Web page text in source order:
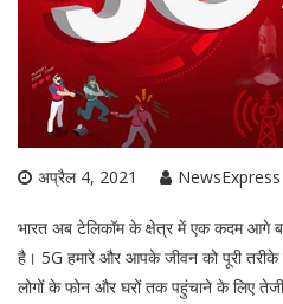
अप्रैल 4, 2021 NewsExpress
भारत अब टेलिकॉम के क्षेत्र में एक कदम आगे
है। 5G हमारे और आपके जीवन को पूरी
लोगों के फोन और घरों तक पहुंचाने के लिए